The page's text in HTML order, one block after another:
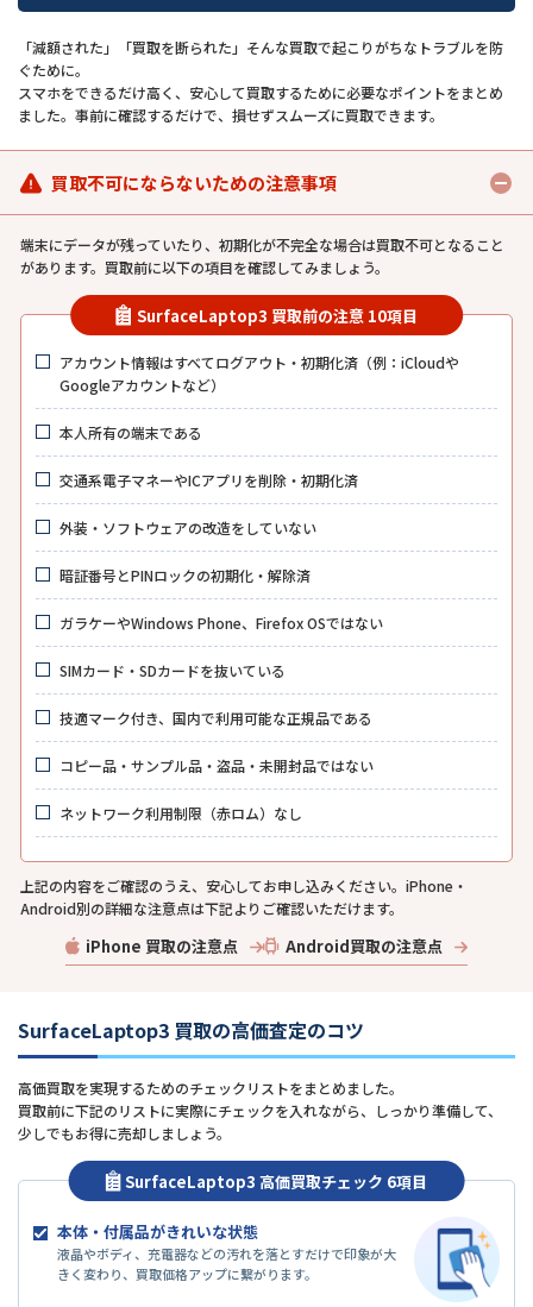
「減額された」「買取を断られた」そんな買取で起こりがちなトラブルを防
ぐために。
スマホをできるだけ高く、安心して買取するために必要なポイントをまとめ
ました。事前に確認するだけで、損せずスムーズに買取できます。
買取不可にならないための注意事項
端末にデータが残っていたり、初期化が不完全な場合は買取不可となること
があります。買取前に以下の項目を確認してみましょう。
SurfaceLaptop3 買取前の注意 10項目
アカウント情報はすべてログアウト・初期化済（例：iCloudや
Googleアカウントなど）
本人所有の端末である
交通系電子マネーやICアプリを削除・初期化済
外装・ソフトウェアの改造をしていない
暗証番号とPINロックの初期化・解除済
ガラケーやWindows Phone、Firefox OSではない
SIMカード・SDカードを抜いている
技適マーク付き、国内で利用可能な正規品である
コピー品・サンプル品・盗品・未開封品ではない
ネットワーク利用制限（赤ロム）なし
上記の内容をご確認のうえ、安心してお申し込みください。iPhone・
Android別の詳細な注意点は下記よりご確認いただけます。
iPhone 買取の注意点 Android買取の注意点
SurfaceLaptop3 買取の高価査定のコツ
高価買取を実現するためのチェックリストをまとめました。
買取前に下記のリストに実際にチェックを入れながら、しっかり準備して、
少しでもお得に売却しましょう。
SurfaceLaptop3 高価買取チェック 6項目
本体・付属品がきれいな状態
液晶やボディ、充電器などの汚れを落とすだけで印象が大
きく変わり、買取価格アップに繋がります。